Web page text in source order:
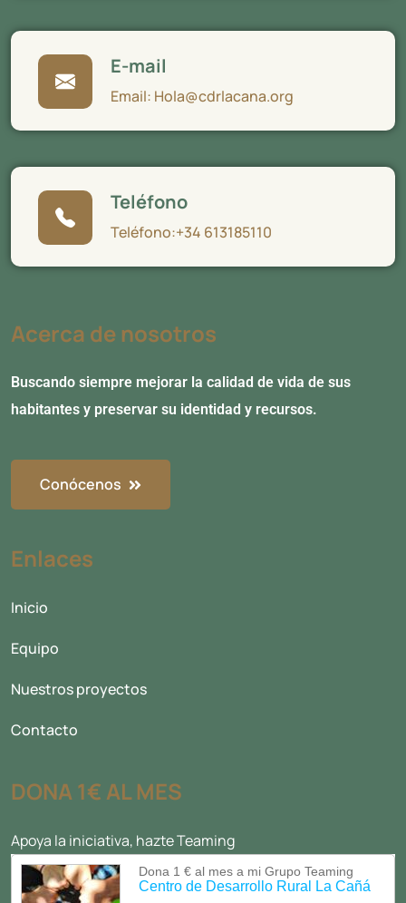
E-mail
Email: Hola@cdrlacana.org
Teléfono
Teléfono:+34 613185110
Acerca de nosotros
Buscando siempre mejorar la calidad de vida de sus
habitantes y preservar su identidad y recursos.
Conócenos
Enlaces
Inicio
Equipo
Nuestros proyectos
Contacto
DONA 1€ AL MES
Apoya la iniciativa, hazte Teaming